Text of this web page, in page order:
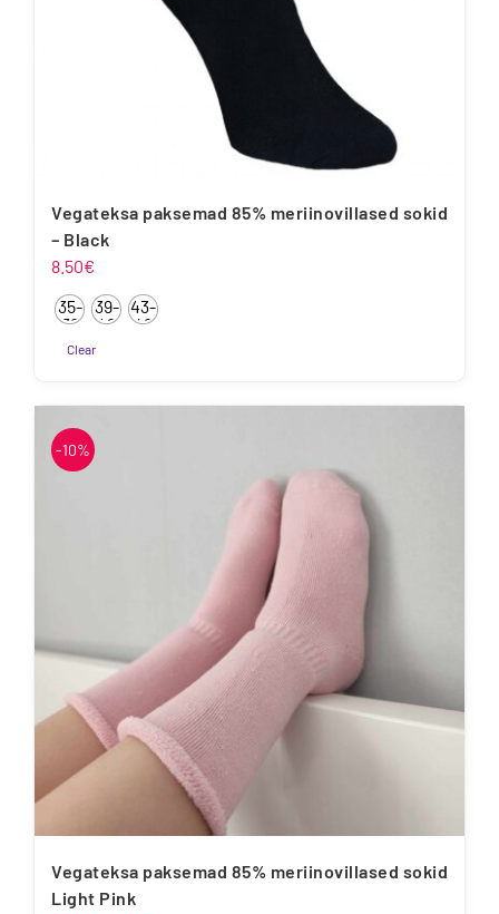
Vegateksa paksemad 85% meriinovillased sokid
– Black
8.50€
35-
38
39-
42
43-
46
Clear
tootel
on
mitu
-10%
Vegateksa paksemad 85% meriinovillased sokid
Light Pink